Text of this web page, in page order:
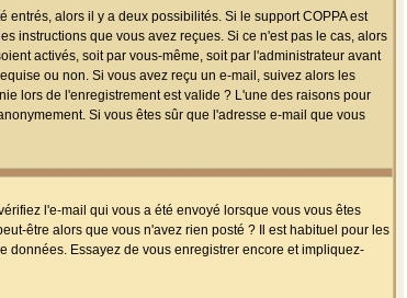
alors il y a deux possibilités. Si le support COPPA est
instructions que vous avez reçues. Si ce n'est pas le cas, alors
activés, soit par vous-même, soit par l'administrateur avant
ou non. Si vous avez reçu un e-mail, suivez alors les
lors de l'enregistrement est valide ? L'une des raisons pour
Si vous êtes sûr que l'adresse e-mail que vous
l'e-mail qui vous a été envoyé lorsque vous vous êtes
être alors que vous n'avez rien posté ? Il est habituel pour les
données. Essayez de vous enregistrer encore et impliquez-